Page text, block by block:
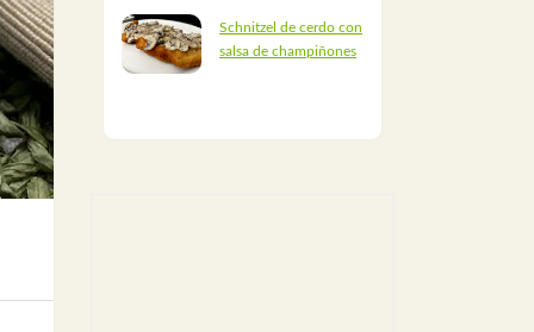
Schnitzel de cerdo con
salsa de champiñones